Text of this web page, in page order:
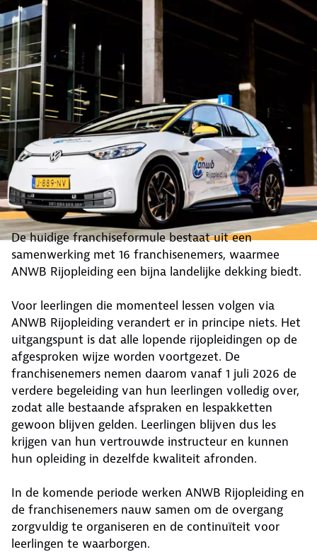
De huidige franchiseformule bestaat uit een
samenwerking met 16 franchisenemers, waarmee
ANWB Rijopleiding een bijna landelijke dekking biedt.
Voor leerlingen die momenteel lessen volgen via
ANWB Rijopleiding verandert er in principe niets. Het
uitgangspunt is dat alle lopende rijopleidingen op de
afgesproken wijze worden voortgezet. De
franchisenemers nemen daarom vanaf 1 juli 2026 de
verdere begeleiding van hun leerlingen volledig over,
zodat alle bestaande afspraken en lespakketten
gewoon blijven gelden. Leerlingen blijven dus les
krijgen van hun vertrouwde instructeur en kunnen
hun opleiding in dezelfde kwaliteit afronden.
In de komende periode werken ANWB Rijopleiding en
de franchisenemers nauw samen om de overgang
zorgvuldig te organiseren en de continuïteit voor
leerlingen te waarborgen.